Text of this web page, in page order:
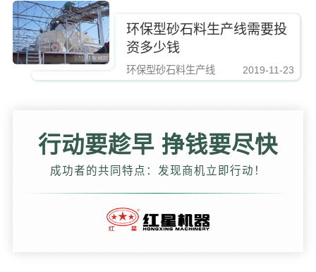
https://www.zhishaji.cn/Upload/Editor/image/
环保型砂石料生产线需要投
资多少钱
环保型砂石料生产线 2019-11-23
行动要趁早 挣钱要尽快
成功者的共同特点：发现商机立即行动！